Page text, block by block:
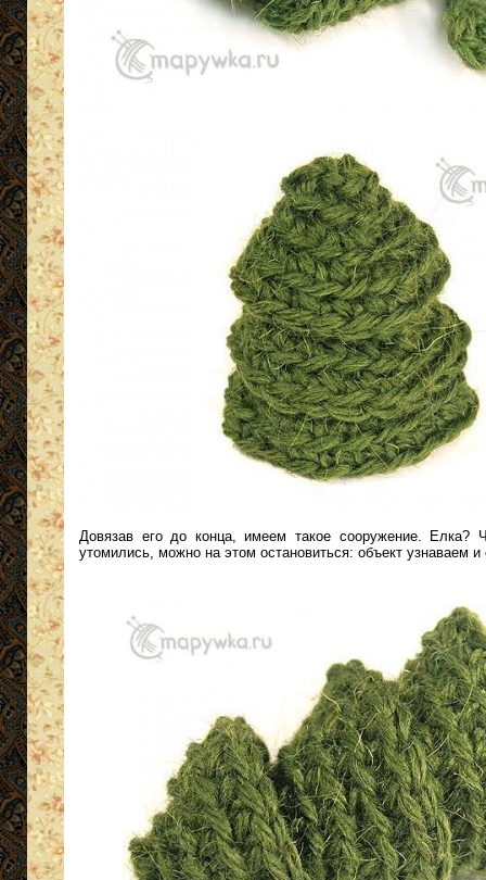
Довязав его до конца, имеем такое сооружение.
утомились, можно на этом остановиться: объект узнаваем